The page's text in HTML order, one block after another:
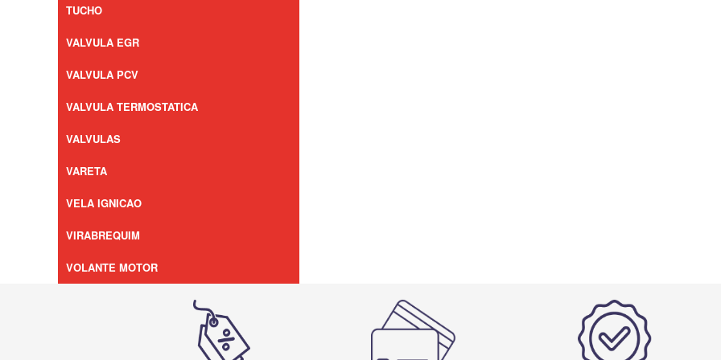
TUCHO
VALVULA EGR
VALVULA PCV
VALVULA TERMOSTATICA
VALVULAS
VARETA
VELA IGNICAO
VIRABREQUIM
VOLANTE MOTOR